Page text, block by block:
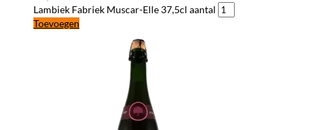
Lambiek Fabriek Muscar-Elle 37,5cl aantal
Toevoegen